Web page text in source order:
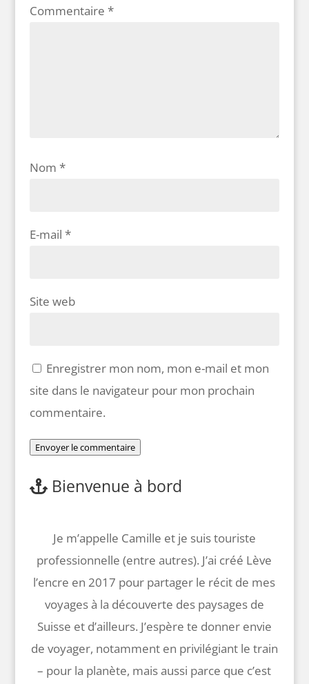
Commentaire *
Nom *
E-mail *
Site web
Enregistrer mon nom, mon e-mail et mon
site dans le navigateur pour mon prochain
commentaire.
Envoyer le commentaire
Bienvenue à bord
Je m’appelle Camille et je suis touriste
professionnelle (entre autres). J’ai créé Lève
l’encre en 2017 pour partager le récit de mes
voyages à la découverte des paysages de
Suisse et d’ailleurs. J’espère te donner envie
de voyager, notamment en privilégiant le train
– pour la planète, mais aussi parce que c’est